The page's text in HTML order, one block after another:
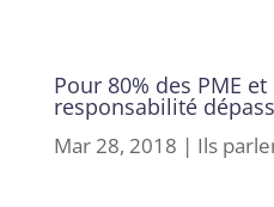
Pour 80% des PME et
responsabilité
Mar 28, 2018 | Ils